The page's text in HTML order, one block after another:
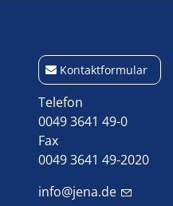
Kontaktformular
Telefon
0049 3641 49-0
Fax
0049 3641 49-2020
info@jena.de